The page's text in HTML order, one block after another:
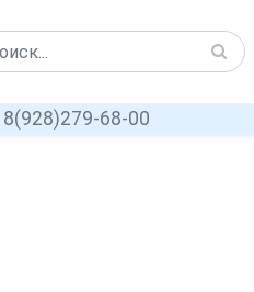
8(928)279-68-00